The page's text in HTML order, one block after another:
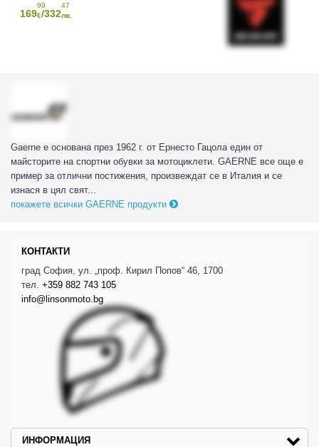
Gaerne е основана през 1962 г. от Ернесто Гацола един от
майсторите на спортни обувки за мотоциклети. GAERNE все още е
пример за отлични постижения, произвеждат се в Италия и се
изнася в цял свят...
покажете всички GAERNE продукти
169
99
€/332
47
лв.
КОНТАКТИ
град София, ул. „проф. Кирил Попов“ 46, 1700
тел. +359 882 743 105
info@linsonmoto.bg
ИНФОРМАЦИЯ